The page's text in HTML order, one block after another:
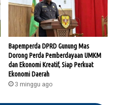
Bapemperda DPRD Gunung Mas
Dorong Perda Pemberdayaan UMKM
dan Ekonomi Kreatif, Siap Perkuat
Ekonomi Daerah
3 minggu ago